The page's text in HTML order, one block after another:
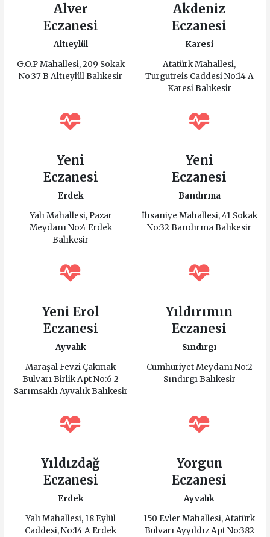
Alver
Eczanesi
Altıeylül
G.O.P Mahallesi, 209 Sokak
No:37 B Altıeylül Balıkesir
Akdeniz
Eczanesi
Karesi
Atatürk Mahallesi,
Turgutreis Caddesi No:14 A
Karesi Balıkesir
Yeni
Eczanesi
Erdek
Yalı Mahallesi, Pazar
Meydanı No:4 Erdek
Balıkesir
Yeni
Eczanesi
Bandırma
İhsaniye Mahallesi, 41 Sokak
No:32 Bandırma Balıkesir
Yeni Erol
Eczanesi
Ayvalık
Maraşal Fevzi Çakmak
Bulvarı Birlik Apt No:6 2
Sarımsaklı Ayvalık Balıkesir
Yıldırımın
Eczanesi
Sındırgı
Cumhuriyet Meydanı No:2
Sındırgı Balıkesir
Yıldızdağ
Eczanesi
Erdek
Yalı Mahallesi, 18 Eylül
Caddesi, No:14 A Erdek
Yorgun
Eczanesi
Ayvalık
150 Evler Mahallesi, Atatürk
Bulvarı Ayyıldız Apt No:382